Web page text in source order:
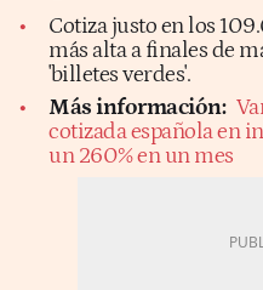
Cotiza justo en los
más alta a finales de
'billetes verdes'.
Más información:
cotizada española en
un 260% en un mes